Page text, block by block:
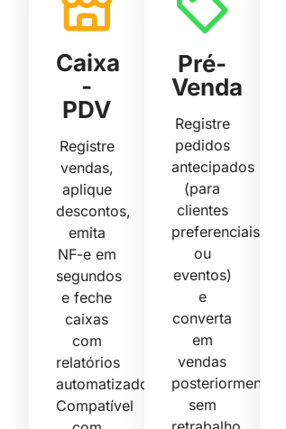
Caixa
-
PDV
Registre
vendas,
aplique
descontos,
emita
NF-e em
segundos
e feche
caixas
com
relatórios
automatizados.
Compatível
Pré-
Venda
Registre
pedidos
antecipados
(para
clientes
preferenciais
ou
eventos)
e
converta
em
vendas
posteriormente
sem